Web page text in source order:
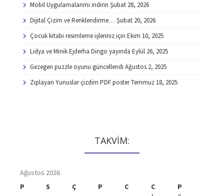
Mobil Uygulamalarımı indirin Şubat 28, 2026
Dijital Çizim ve Renklendirme… Şubat 20, 2026
Çocuk kitabı resimleme işleriniz için Ekim 10, 2025
Lidya ve Minik Ejderha Dingo yayında Eylül 26, 2025
Gezegen puzzle oyunu güncellendi Ağustos 2, 2025
Zıplayan Yunuslar çizdim PDF posterTemmuz 18, 2025
TAKVİM:
Ağustos 2026
P
S Ç P C C
P